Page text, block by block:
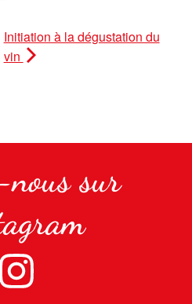
Initiation à la dégustation du
vin
sur